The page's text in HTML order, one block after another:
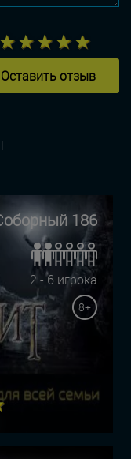
4
3
2
1
Оставить отзыв
186
2 - 6 игрока
8+